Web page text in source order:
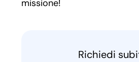
missione!
Richiedi